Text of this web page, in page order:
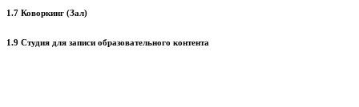
1.7 Коворкинг (Зал)
1.9 Студия для записи образовательного контента